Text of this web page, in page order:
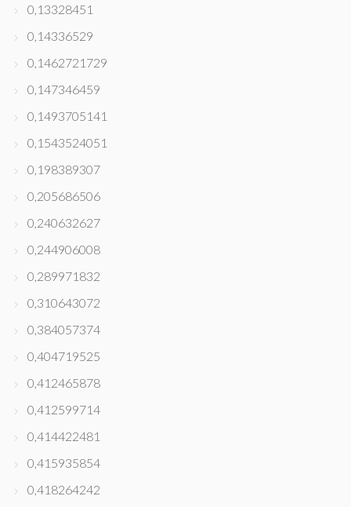
0,13328451
0,14336529
0,1462721729
0,147346459
0,1493705141
0,1543524051
0,198389307
0,205686506
0,240632627
0,244906008
0,289971832
0,310643072
0,384057374
0,404719525
0,412465878
0,412599714
0,414422481
0,415935854
0,418264242